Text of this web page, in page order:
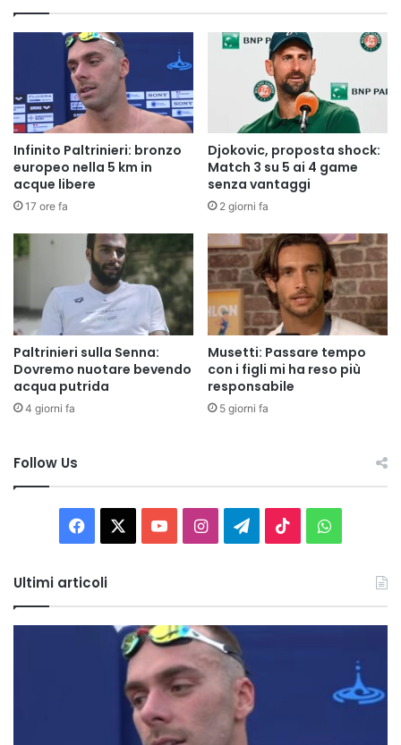
Infinito Paltrinieri: bronzo
europeo nella 5 km in
acque libere
17 ore fa
Djokovic, proposta shock:
Match 3 su 5 ai 4 game
senza vantaggi
2 giorni fa
Paltrinieri sulla Senna:
Dovremo nuotare bevendo
acqua putrida
4 giorni fa
Musetti: Passare tempo
con i figli mi ha reso più
responsabile
5 giorni fa
Follow Us
Facebook You InstagramTelegram
TikTok
Ultimi articoli